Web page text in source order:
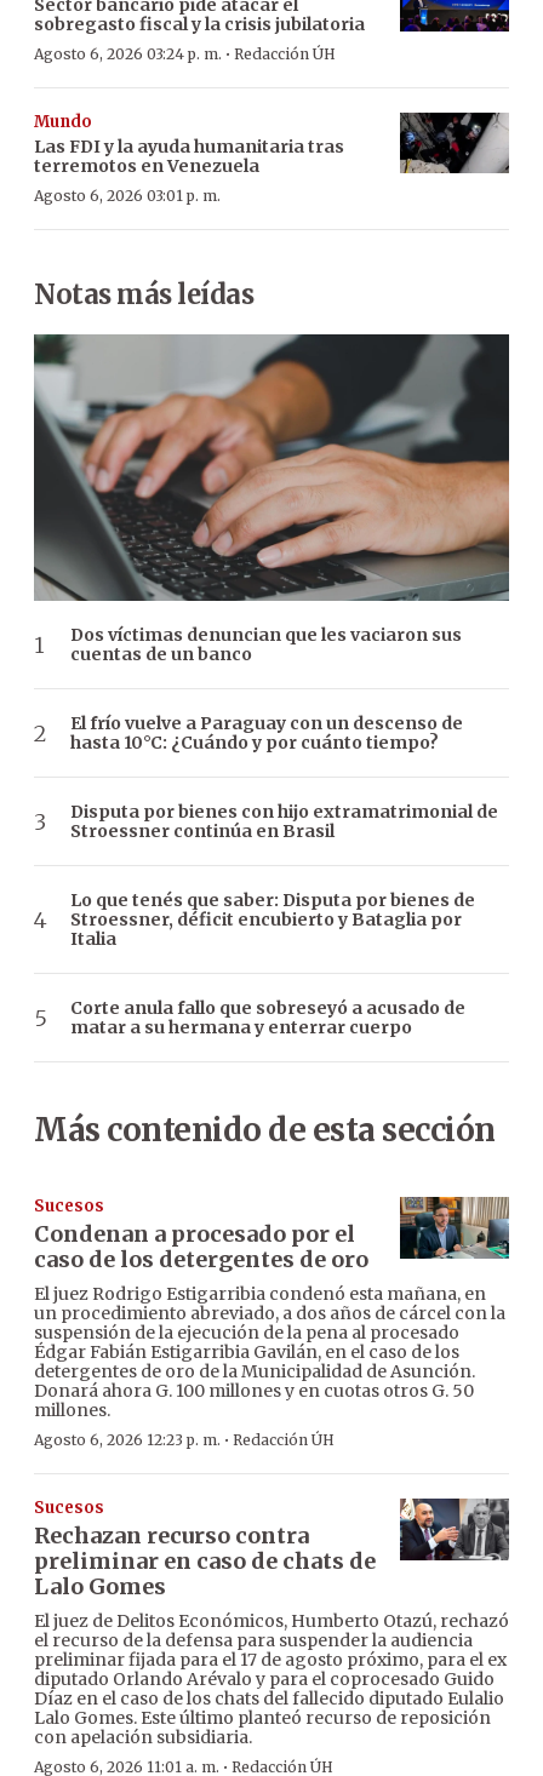
Sector bancario pide atacar el
sobregasto fiscal y la crisis jubilatoria
Agosto 6, 2026 03:24 p. m. · Redacción ÚH
Mundo
Las FDI y la ayuda humanitaria tras
terremotos en Venezuela
Agosto 6, 2026 03:01 p. m.
Notas más leídas
Dos víctimas denuncian que les vaciaron sus
cuentas de un banco
El frío vuelve a Paraguay con un descenso de
hasta 10°C: ¿Cuándo y por cuánto tiempo?
Disputa por bienes con hijo extramatrimonial de
Stroessner continúa en Brasil
Lo que tenés que saber: Disputa por bienes de
Stroessner, déficit encubierto y Bataglia por
Italia
Corte anula fallo que sobreseyó a acusado de
matar a su hermana y enterrar cuerpo
Más contenido de esta sección
Sucesos
Condenan a procesado por el
caso de los detergentes de oro
El juez Rodrigo Estigarribia condenó esta mañana, en
un procedimiento abreviado, a dos años de cárcel con la
suspensión de la ejecución de la pena al procesado
Édgar Fabián Estigarribia Gavilán, en el caso de los
detergentes de oro de la Municipalidad de Asunción.
Donará ahora G. 100 millones y en cuotas otros G. 50
millones.
Agosto 6, 2026 12:23 p. m. · Redacción ÚH
Sucesos
Rechazan recurso contra
preliminar en caso de chats de
Lalo Gomes
El juez de Delitos Económicos, Humberto Otazú, rechazó
el recurso de la defensa para suspender la audiencia
preliminar fijada para el 17 de agosto próximo, para el ex
diputado Orlando Arévalo y para el coprocesado Guido
Díaz en el caso de los chats del fallecido diputado Eulalio
Lalo Gomes. Este último planteó recurso de reposición
con apelación subsidiaria.
Agosto 6, 2026 11:01 a. m. · Redacción ÚH